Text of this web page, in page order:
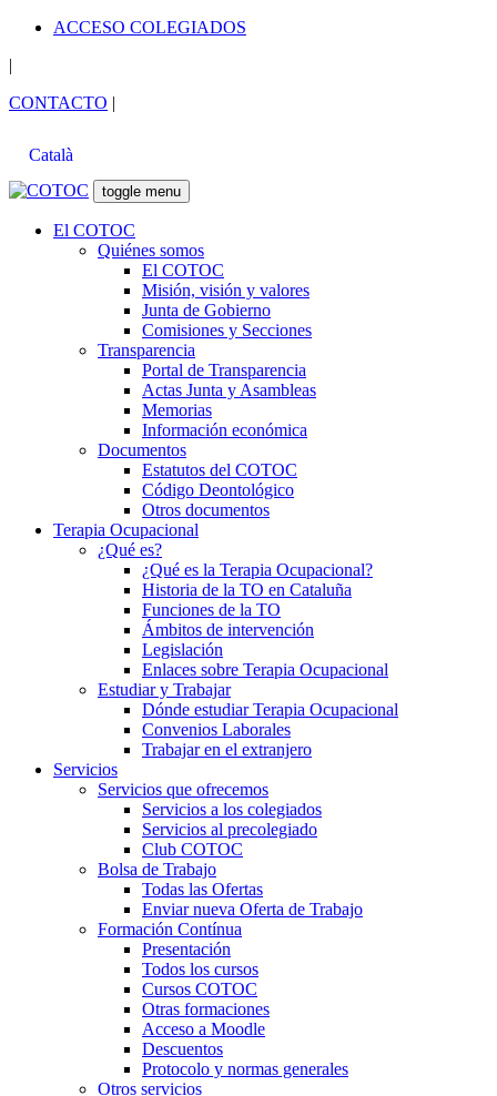
ACCESO COLEGIADOS
|
CONTACTO |
Català
toggle menu
El COTOC
Quiénes somos
El COTOC
Misión, visión y valores
Junta de Gobierno
Comisiones y Secciones
Transparencia
Portal de Transparencia
Actas Junta y Asambleas
Memorias
Información económica
Documentos
Estatutos del COTOC
Código Deontológico
Otros documentos
Terapia Ocupacional
¿Qué es?
¿Qué es la Terapia Ocupacional?
Historia de la TO en Cataluña
Funciones de la TO
Ámbitos de intervención
Legislación
Enlaces sobre Terapia Ocupacional
Estudiar y Trabajar
Dónde estudiar Terapia Ocupacional
Convenios Laborales
Trabajar en el extranjero
Servicios
Servicios que ofrecemos
Servicios a los colegiados
Servicios al precolegiado
Club COTOC
Bolsa de Trabajo
Todas las Ofertas
Enviar nueva Oferta de Trabajo
Formación Contínua
Presentación
Todos los cursos
Cursos COTOC
Otras formaciones
Acceso a Moodle
Descuentos
Protocolo y normas generales
Otros servicios